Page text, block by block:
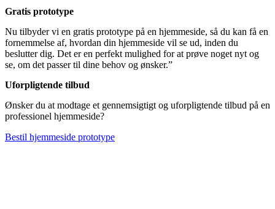
Gratis prototype
Nu tilbyder vi en gratis prototype på en hjemmeside, så du kan få en
fornemmelse af, hvordan din hjemmeside vil se ud, inden du
beslutter dig. Det er en perfekt mulighed for at prøve noget nyt og
se, om det passer til dine behov og ønsker.”
Uforpligtende tilbud
Ønsker du at modtage et gennemsigtigt og uforpligtende tilbud på en
professionel hjemmeside?
Bestil hjemmeside prototype